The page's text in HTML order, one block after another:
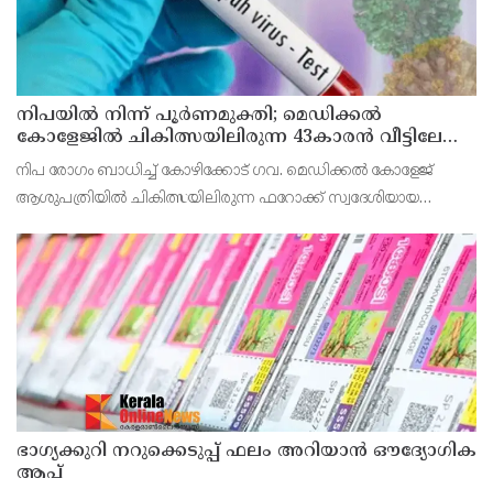
നിപയിൽ നിന്ന് പൂർണമുക്തി; മെഡിക്കൽ
കോളേജിൽ ചികിത്സയിലിരുന്ന 43കാരൻ വീട്ടിലേക്ക്
മടങ്ങി
നിപ രോഗം ബാധിച്ച് കോഴിക്കോട് ഗവ. മെഡിക്കൽ കോളേജ്
ആശുപത്രിയിൽ ചികിത്സയിലിരുന്ന ഫറോക്ക് സ്വദേശിയായ
ഭാഗ്യക്കുറി നറുക്കെടുപ്പ് ഫലം അറിയാൻ ഔദ്യോഗിക
ആപ്പ്